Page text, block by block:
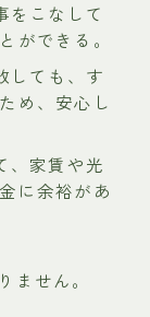
をこなして
ができる。
しても、す
め、安心し
、家賃や光
に余裕があ
ません。